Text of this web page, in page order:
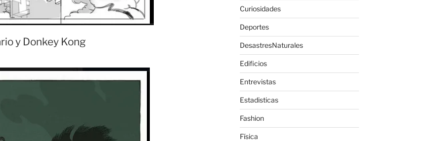
y Donkey Kong
Curiosidades
Deportes
DesastresNaturales
Edificios
Entrevistas
Estadisticas
Fashion
Física